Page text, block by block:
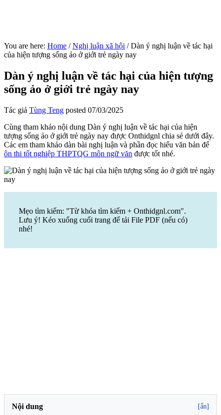
You are here: Home / Nghị luận xã hội /Dàn ý nghị luận về tác hại
của hiện tượng sống ảo ở giới trẻ ngày nay
Dàn ý nghị luận về tác hại của hiện tượng
sống ảo ở giới trẻ ngày nay
Tác giả Tùng Teng posted 07/03/2025
Cùng tham khảo nội dung Dàn ý nghị luận về tác hại của hiện
tượng sống ảo ở giới trẻ ngày nay được Onthidgnl chia sẻ dưới đây.
Các em tham khảo dàn bài nghị luận và phần đọc hiểu văn bản để
ôn thi tốt nghiệp THPTQG môn ngữ văn được tốt nhé.
Mẹo tìm kiếm: "Từ khóa tìm kiếm + Onthidgnl.com".
Lưu ý! Kéo xuống cuối trang để tải File PDF (nếu có)
nhé!
Nội dung [ẩn]